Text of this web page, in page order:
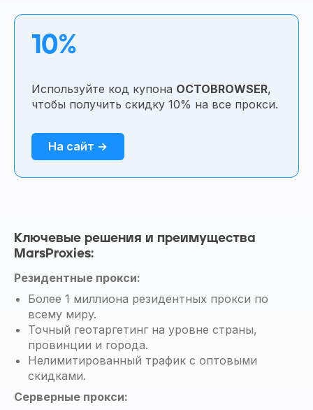
10%
Используйте код купона OCTOBROWSER,
чтобы получить скидку 10% на все прокси.
На сайт →
Ключевые решения и преимущества
MarsProxies:
Резидентные прокси:
Более 1 миллиона резидентных прокси по
всему миру.
Точный геотаргетинг на уровне страны,
провинции и города.
Нелимитированный трафик с оптовыми
скидками.
Серверные прокси: